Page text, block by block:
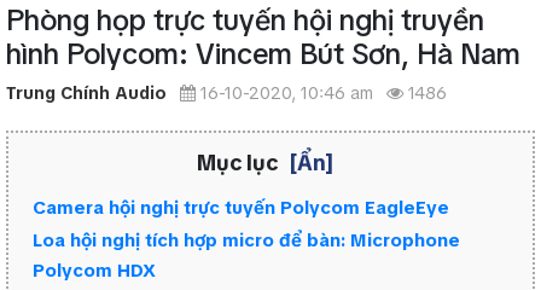
Phòng họp trực tuyến hội nghị truyền
hình Polycom: Vincem Bút Sơn, Hà Nam
Trung Chính Audio 16-10-2020, 10:46 am 1486
Mục lục [Ẩn]
Camera hội nghị trực tuyến Polycom EagleEye
Loa hội nghị tích hợp micro để bàn: Microphone
Polycom HDX